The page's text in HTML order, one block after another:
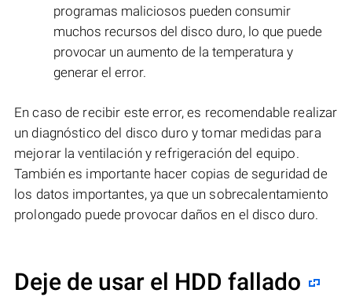
programas maliciosos pueden consumir
muchos recursos del disco duro, lo que puede
provocar un aumento de la temperatura y
generar el error.
En caso de recibir este error, es recomendable realizar
un diagnóstico del disco duro y tomar medidas para
mejorar la ventilación y refrigeración del equipo.
También es importante hacer copias de seguridad de
los datos importantes, ya que un sobrecalentamiento
prolongado puede provocar daños en el disco duro.
Deje de usar el HDD fallado